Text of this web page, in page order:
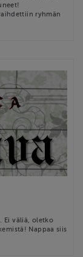
ryhmän
Ei väliä, oletko
Nappaa siis